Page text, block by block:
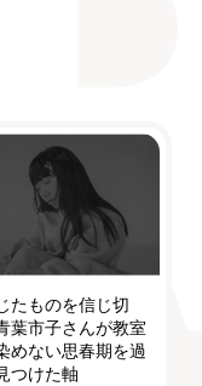
たものを信じ切
葉市子さんが教室
めない思春期を過
つけた軸